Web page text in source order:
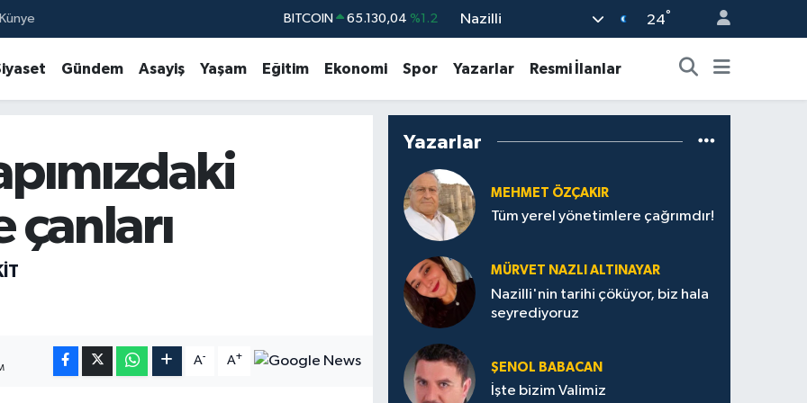
EURO 55,1652 %0.27
Nazilli 24°
Gündem Asayiş Yaşam Eğitim Ekonomi Spor Yazarlar Resmi İlanlar
çanları
A- A+
Yazarlar
MEHMET ÖZÇAKIR
Tüm yerel yönetimlere çağrımdır!
MÜRVET NAZLI ALTINAYAR
Nazilli'nin tarihi çöküyor, biz hala
seyrediyoruz
ŞENOL BABACAN
İşte bizim Valimiz